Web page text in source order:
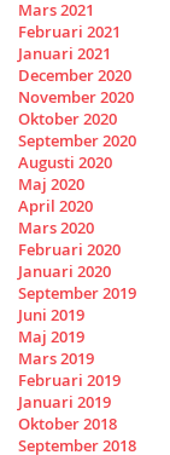
Mars 2021
Februari 2021
Januari 2021
December 2020
November 2020
Oktober 2020
September 2020
Augusti 2020
Maj 2020
April 2020
Mars 2020
Februari 2020
Januari 2020
September 2019
Juni 2019
Maj 2019
Mars 2019
Februari 2019
Januari 2019
Oktober 2018
September 2018